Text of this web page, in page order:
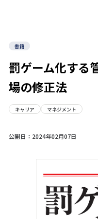
書籍
罰ゲーム化する
場の修正法
キャリア マネジメント
公開日： 2024年02月07日